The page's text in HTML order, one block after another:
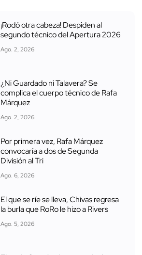
¡Rodó otra cabeza! Despiden al
segundo técnico del Apertura 2026
Ago. 2, 2026
¿Ni Guardado ni Talavera? Se
complica el cuerpo técnico de Rafa
Márquez
Ago. 2, 2026
Por primera vez, Rafa Márquez
convocaría a dos de Segunda
División al Tri
Ago. 6, 2026
El que se ríe se lleva, Chivas regresa
la burla que RoRo le hizo a Rivers
Ago. 5, 2026